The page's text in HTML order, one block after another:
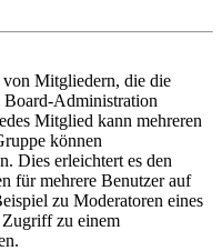
Mitgliedern, die die
Administration
Mitglied kann mehreren
können
Dies erleichtert es den
für mehrere Benutzer auf
zu Moderatoren eines
Zugriff zu einem